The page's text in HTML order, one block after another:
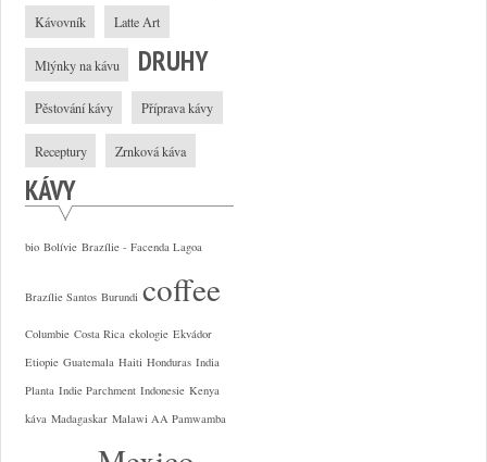
Kávovník Latte Art
Mlýnky na kávu
Pěstování kávy Příprava kávy
Receptury Zrnková káva
DRUHY
KÁVY
bio Bolívie Brazílie - Facenda Lagoa
Brazílie Santos Burundi coffee
Columbie Costa Rica ekologie Ekvádor
Etiopie Guatemala Haiti Honduras India
Planta Indie Parchment Indonesie Kenya
káva Madagaskar Malawi AA Pamwamba